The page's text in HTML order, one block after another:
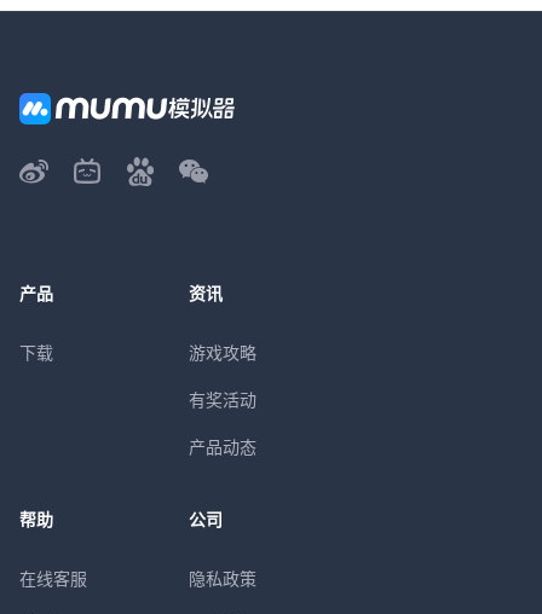
产品
下载
资讯
游戏攻略
有奖活动
产品动态
帮助
在线客服
公司
隐私政策